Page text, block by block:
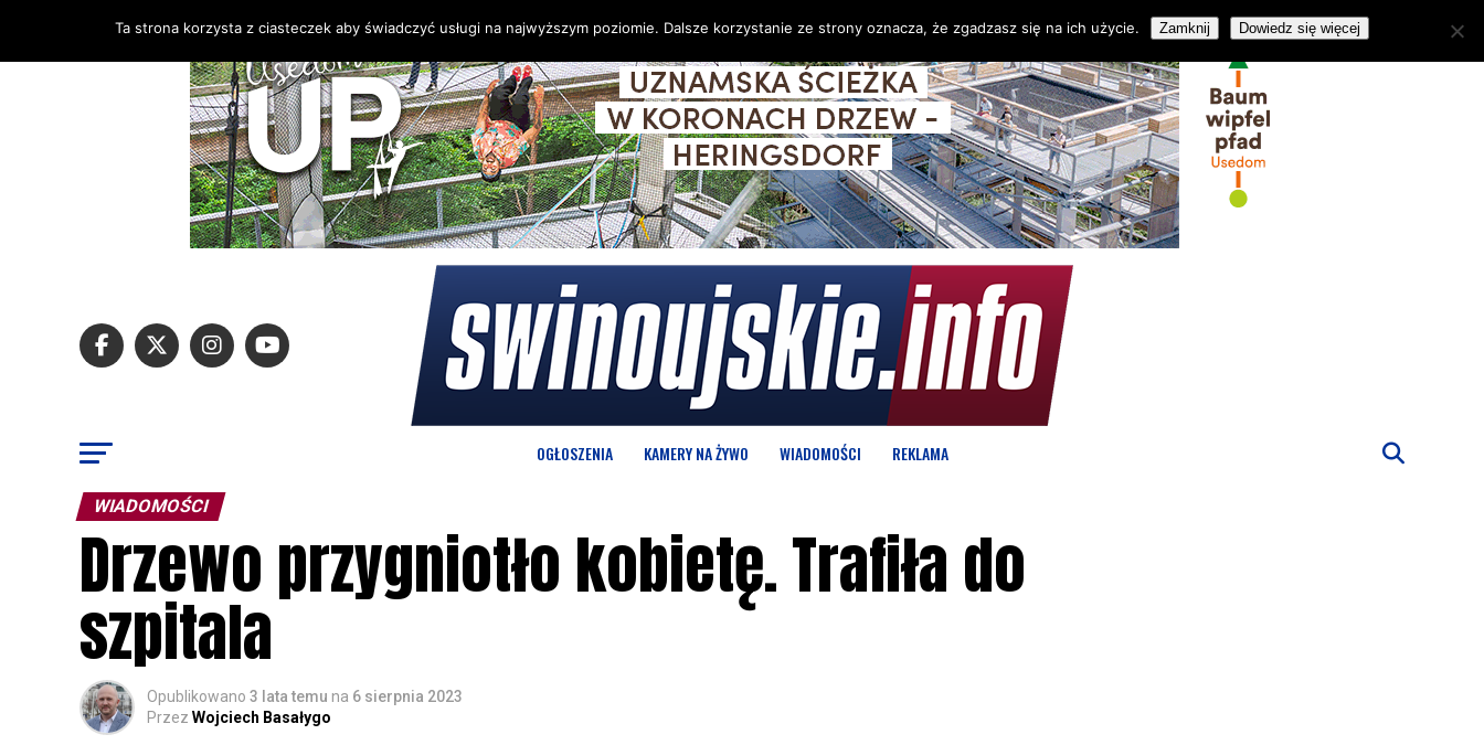
OGŁOSZENIA KAMERY NA ŻYWO WIADOMOŚCI REKLAMA
WIADOMOŚCI
Drzewo przygniotło kobietę. Trafiła do
szpitala
Opublikowano 3 lata temu na 6 sierpnia 2023
Przez Wojciech Basałygo
Ta strona korzysta z ciasteczek aby świadczyć usługi na najwyższym poziomie. Dalsze korzystanie ze strony oznacza, że zgadzasz się na ich użycie. Zamknij Dowiedz się więcej